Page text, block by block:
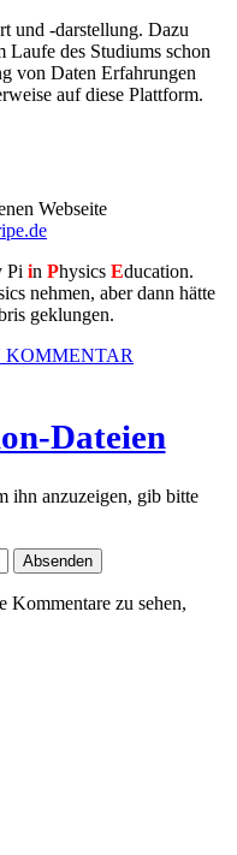
und -darstellung. Dazu
Laufe des Studiums schon
von Daten Erfahrungen
auf diese Plattform.
Webseite
Pi in Physics Education.
nehmen, aber dann hätte
geklungen.
KOMMENTAR
Dateien
ihn anzuzeigen, gib bitte
Kommentare zu sehen,